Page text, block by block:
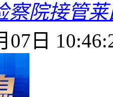
察院接管
07日